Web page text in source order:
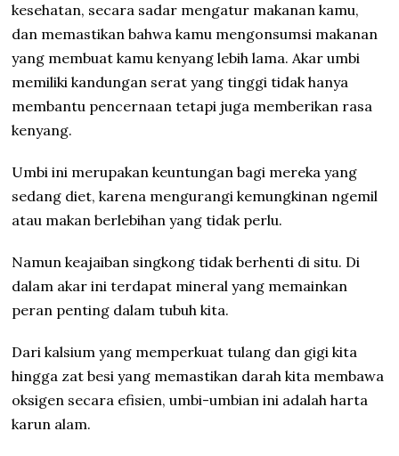
kesehatan, secara sadar mengatur makanan kamu,
dan memastikan bahwa kamu mengonsumsi makanan
yang membuat kamu kenyang lebih lama. Akar umbi
memiliki kandungan serat yang tinggi tidak hanya
membantu pencernaan tetapi juga memberikan rasa
kenyang.
Umbi ini merupakan keuntungan bagi mereka yang
sedang diet, karena mengurangi kemungkinan ngemil
atau makan berlebihan yang tidak perlu.
Namun keajaiban singkong tidak berhenti di situ. Di
dalam akar ini terdapat mineral yang memainkan
peran penting dalam tubuh kita.
Dari kalsium yang memperkuat tulang dan gigi kita
hingga zat besi yang memastikan darah kita membawa
oksigen secara efisien, umbi-umbian ini adalah harta
karun alam.